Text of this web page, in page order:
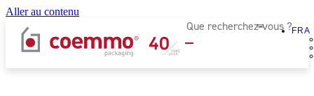
Aller au contenu
FRA